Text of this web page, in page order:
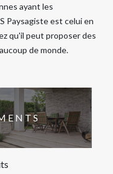
ayant les
Paysagiste est celui en
qu'il peut proposer des
de monde.